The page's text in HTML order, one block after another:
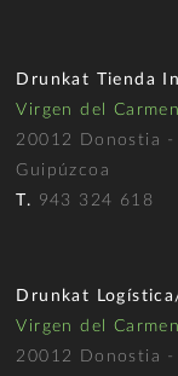
Drunkat Tienda
Virgen del
20012 Donostia -
Guipúzcoa
T. 943 324 618
Drunkat
Virgen del
20012 Donostia -